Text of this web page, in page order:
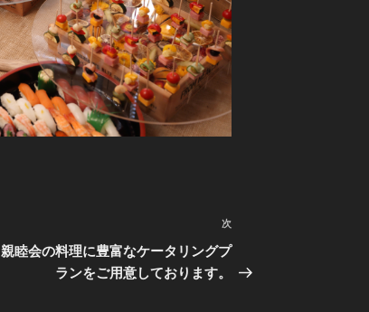
次
の
投
次
親睦会の料理に豊富なケータリングプ
ランをご用意しております。